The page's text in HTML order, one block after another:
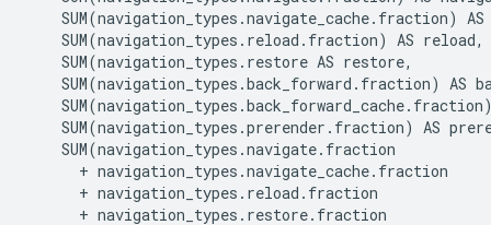
SUM(navigation_types.navigate_cache.fraction) AS
    SUM(navigation_types.reload.fraction) AS reload,
    SUM(navigation_types.restore AS restore,
SUM(navigation_types.back_forward.fraction) AS
SUM(navigation_types.prerender.fraction) AS
    SUM(navigation_types.navigate.fraction
      + navigation_types.navigate_cache.fraction
      + navigation_types.reload.fraction
      + navigation_types.restore.fraction